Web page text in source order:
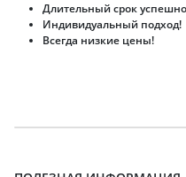
Длительный срок
Индивидуальный подход!
Всегда низкие цены!